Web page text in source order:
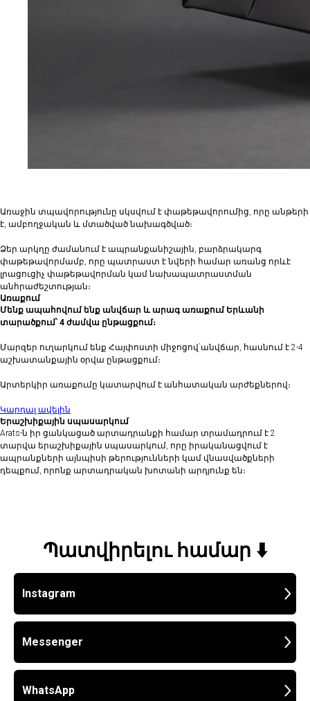
Առաջին տպավորությունը սկսվում է փաթեթավորումից, որը անթերի
է, ամբողջական և մտածված նախագծված։
Ձեր արկղը ժամանում է ապրանքանիշային, բարձրակարգ
փաթեթավորմամբ, որը պատրաստ է նվերի համար առանց որևէ
լրացուցիչ փաթեթավորման կամ նախապատրաստման
անհրաժեշտության։
Առաքում
Մենք ապահովում ենք անվճար և արագ առաքում Երևանի
տարածքում՝ 4 ժամվա ընթացքում։
Մարզեր ուղարկում ենք Հայփոստի միջոցով`անվճար, հասնում է 2-4
աշխատանքային օրվա ընթացքում։
Արտերկիր առաքումը կատարվում է անհատական արժեքներով։
Կարդալ ավելին
Երաշխիքային սպասարկում
Arats-ն իր ցանկացած արտադրանքի համար տրամադրում է 2
տարվա երաշխիքային սպասարկում, որը իրականացվում է
ապրանքների այնպիսի թերությունների կամ վնասվածքների
դեպքում, որոնք արտադրական խոտանի արդյունք են։
Պատվիրելու համար ⬇️
Instagram
Messenger
WhatsApp